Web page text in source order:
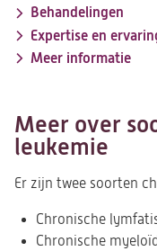
Behandelingen
Expertise en
Meer informatie
Meer over
leukemie
Er zijn twee soorten
Chronische
Chronische